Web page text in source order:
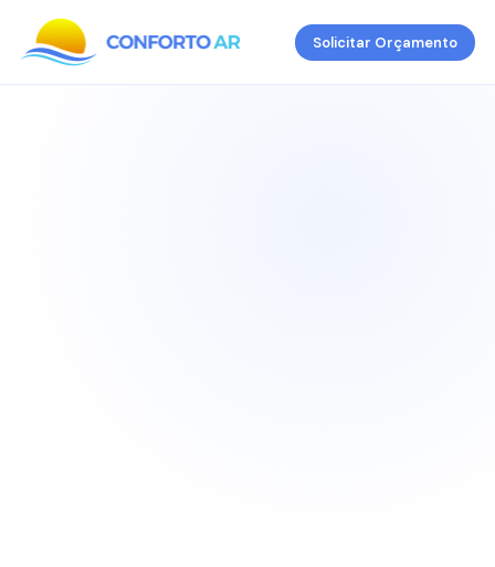
Solicitar Orçamento